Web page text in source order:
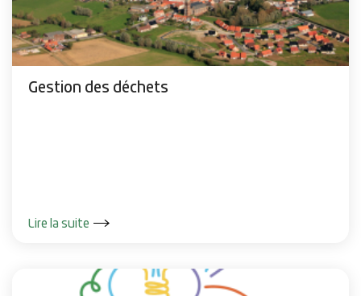
Gestion des déchets
Lire la suite